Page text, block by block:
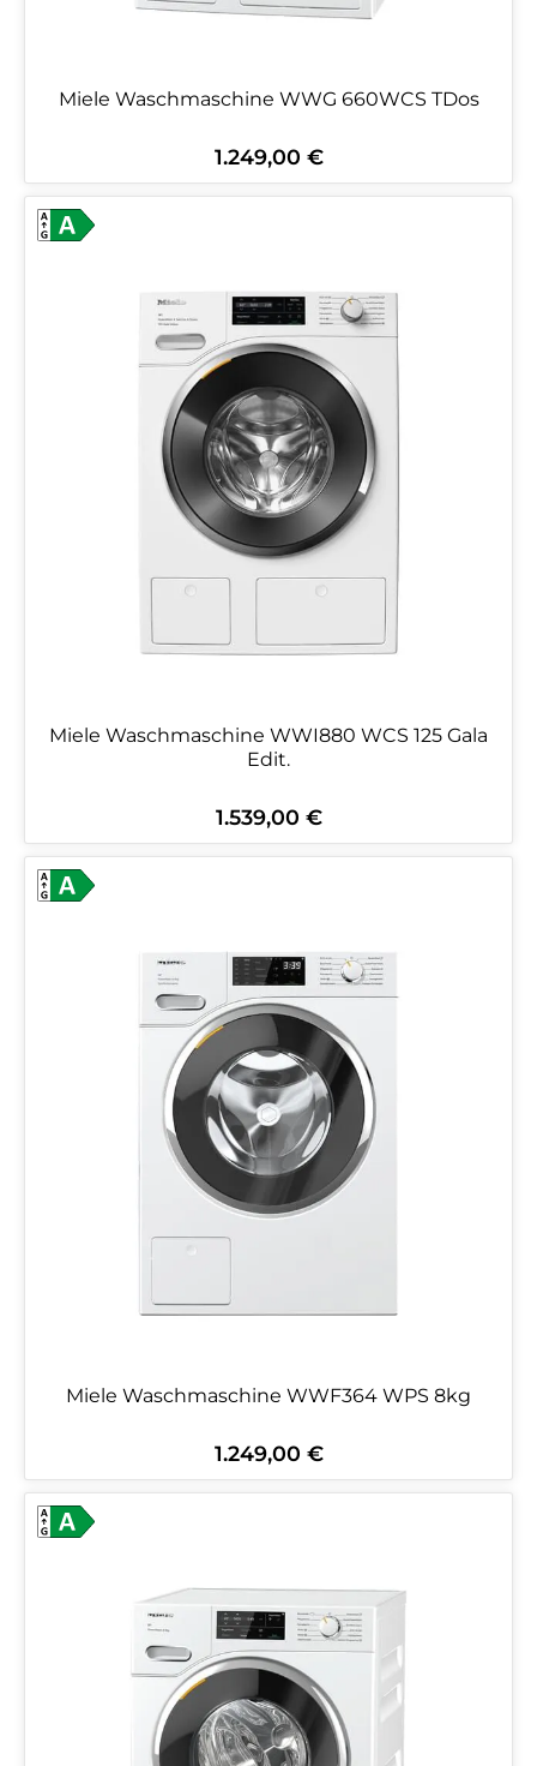
Miele Waschmaschine WWG 660WCS TDos
Regulärer Preis:
1.249,00 €
Miele Waschmaschine WWI880 WCS 125 Gala
Edit.
Regulärer Preis:
1.539,00 €
Miele Waschmaschine WWF364 WPS 8kg
Regulärer Preis:
1.249,00 €